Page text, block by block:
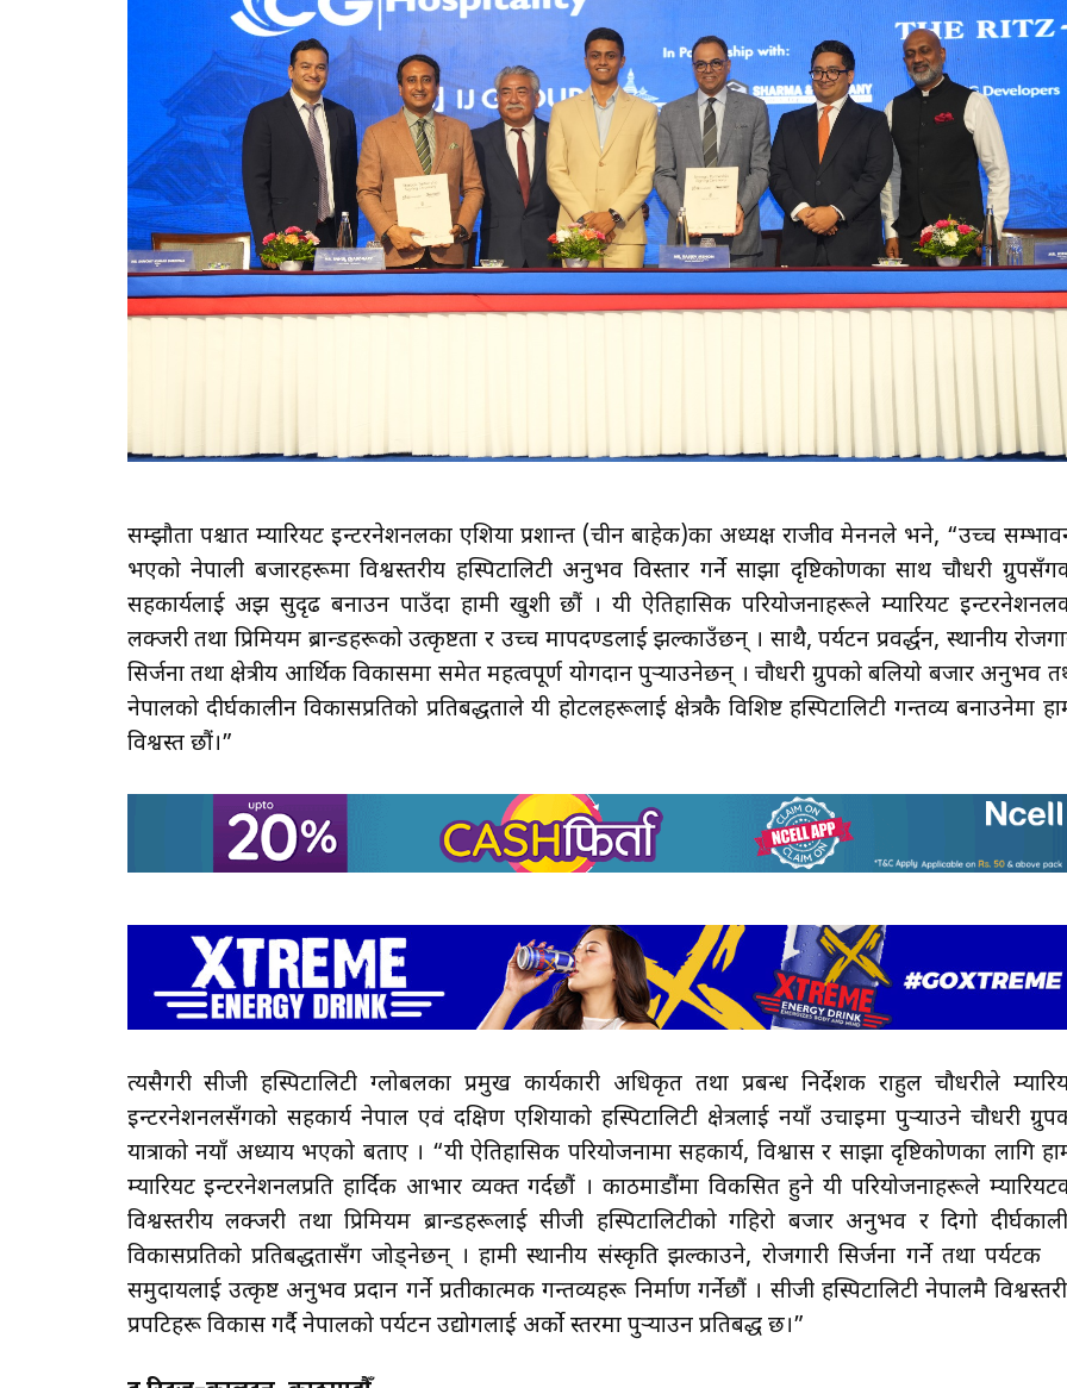
सम्झौता पश्चात म्यारियट इन्टरनेशनलका एशिया प्रशान्त (चीन बाहेक)का अध्यक्ष राजीव मेननले भने, “उच्च
भएको नेपाली बजारहरूमा विश्वस्तरीय हस्पिटालिटी अनुभव विस्तार गर्ने साझा दृष्टिकोणका साथ चौधरी
सहकार्यलाई अझ सुदृढ बनाउन पाउँदा हामी खुशी छौं । यी ऐतिहासिक परियोजनाहरूले म्यारियट
लक्जरी तथा प्रिमियम ब्रान्डहरूको उत्कृष्टता र उच्च मापदण्डलाई झल्काउँछन् । साथै, पर्यटन प्रवर्द्धन, स्थानीय
सिर्जना तथा क्षेत्रीय आर्थिक विकासमा समेत महत्वपूर्ण योगदान पुर्‍याउनेछन् । चौधरी ग्रुपको बलियो बजार अनुभव
नेपालको दीर्घकालीन विकासप्रतिको प्रतिबद्धताले यी होटलहरूलाई क्षेत्रकै विशिष्ट हस्पिटालिटी गन्तव्य बनाउनेमा
विश्वस्त छौं।”
त्यसैगरी सीजी हस्पिटालिटी ग्लोबलका प्रमुख कार्यकारी अधिकृत तथा प्रबन्ध निर्देशक राहुल चौधरीले
इन्टरनेशनलसँगको सहकार्य नेपाल एवं दक्षिण एशियाको हस्पिटालिटी क्षेत्रलाई नयाँ उचाइमा पुर्‍याउने चौधरी
यात्राको नयाँ अध्याय भएको बताए । “यी ऐतिहासिक परियोजनामा सहकार्य, विश्वास र साझा दृष्टिकोणका लागि
म्यारियट इन्टरनेशनलप्रति हार्दिक आभार व्यक्त गर्दछौं । काठमाडौंमा विकसित हुने यी परियोजनाहरूले
विश्वस्तरीय लक्जरी तथा प्रिमियम ब्रान्डहरूलाई सीजी हस्पिटालिटीको गहिरो बजार अनुभव र दिगो
विकासप्रतिको प्रतिबद्धतासँग जोड्नेछन् । हामी स्थानीय संस्कृति झल्काउने, रोजगारी सिर्जना गर्ने तथा
समुदायलाई उत्कृष्ट अनुभव प्रदान गर्ने प्रतीकात्मक गन्तव्यहरू निर्माण गर्नेछौं । सीजी हस्पिटालिटी नेपालमै
प्रपटिहरू विकास गर्दै नेपालको पर्यटन उद्योगलाई अर्को स्तरमा पुर्‍याउन प्रतिबद्ध छ।”